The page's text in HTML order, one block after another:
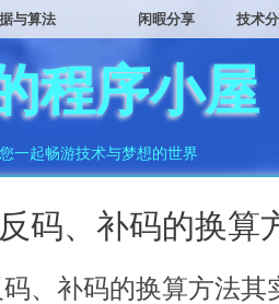
闲暇分享 技术
与算法
程序小屋
一起畅游技术与梦想的世界
码、补码的换算
、补码的换算方法